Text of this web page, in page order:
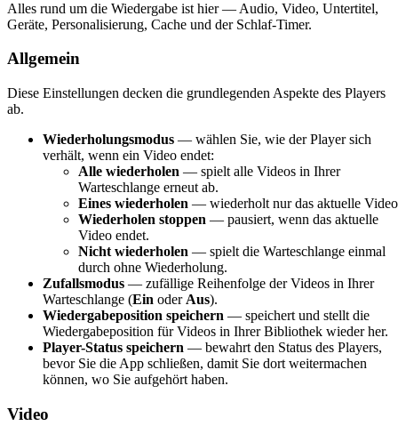
Alles rund um die Wiedergabe ist hier — Audio, Video, Untertitel,
Geräte, Personalisierung, Cache und der Schlaf-Timer.
Allgemein
Diese Einstellungen decken die grundlegenden Aspekte des Players
ab.
Wiederholungsmodus — wählen Sie, wie der Player sich
verhält, wenn ein Video endet:
Alle wiederholen — spielt alle Videos in Ihrer
Warteschlange erneut ab.
Eines wiederholen — wiederholt nur das aktuelle
Wiederholen stoppen — pausiert, wenn das aktuelle
Video endet.
Nicht wiederholen — spielt die Warteschlange einmal
durch ohne Wiederholung.
Zufallsmodus — zufällige Reihenfolge der Videos in Ihrer
Warteschlange (Ein oder Aus).
Wiedergabeposition speichern — speichert und stellt die
Wiedergabeposition für Videos in Ihrer Bibliothek wieder her.
Player-Status speichern — bewahrt den Status des Players,
bevor Sie die App schließen, damit Sie dort weitermachen
können, wo Sie aufgehört haben.
Video